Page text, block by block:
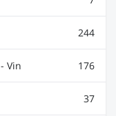
244
Vin 176
37